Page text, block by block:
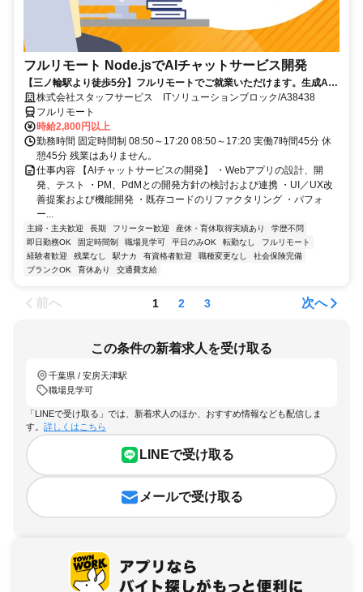
フルリモート Node.jsでAIチャットサービス開発
【三ノ輪駅より徒歩5分】フルリモートでご就業いただけます。生成AI
を活用したサービス開発に携われます。企画提案から改善まで幅広く関
われる環境です☆
株式会社スタッフサービス ITソリューションブロック/A38438
フルリモート
時給2,800円以上
勤務時間 固定時間制 08:50～17:20 08:50～17:20 実働7時間45分 休
憩45分 残業はありません。
仕事内容 【AIチャットサービスの開発】 ・Webアプリの設計、開
発、テスト ・PM、PdMとの開発方針の検討および連携 ・UI／UX改
善提案および機能開発 ・既存コードのリファクタリング ・パフォ
ー...
主婦・主夫歓迎 長期 フリーター歓迎 産休・育休取得実績あり
学歴不問
即日勤務OK
固定時間制 職場見学可 平日のみOK 転勤なし
フルリモート
経験者歓迎
残業なし 駅ナカ 有資格者歓迎 職種変更なし
社会保険完備
ブランクOK
育休あり 交通費支給
前へ 1 2 3 次へ
この条件の新着求人を受け取る
千葉県 / 安房天津駅
職場見学可
「LINEで受け取る」では、新着求人のほか、おすすめ情報なども配信しま
す。 詳しくはこちら
LINEで受け取る
メールで受け取る